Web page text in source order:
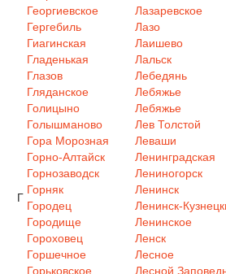
Г
Георгиевское
Гергебиль
Гиагинская
Гладенькая
Глазов
Гляданское
Голицыно
Голышманово
Гора Морозная
Горно-Алтайск
Горнозаводск
Горняк
Городец
Городище
Гороховец
Горшечное
Горьковское
Лазаревское
Лазо
Лаишево
Лальск
Лебедянь
Лебяжье
Лебяжье
Лев Толстой
Леваши
Ленинградская
Лениногорск
Ленинск
Ленинск-
Ленинское
Ленск
Лесное
Лесной